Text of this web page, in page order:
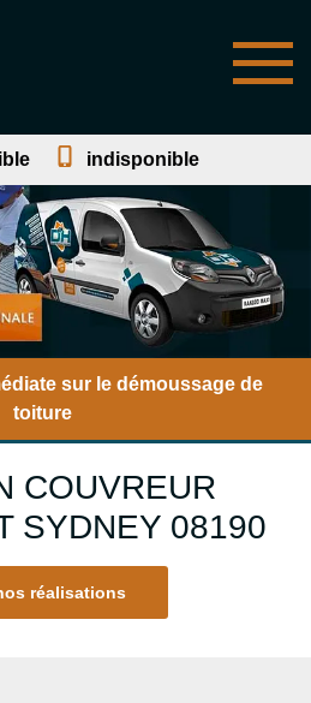
indisponible
sur le démoussage de
toiture
COUVREUR
SYDNEY 08190
réalisations